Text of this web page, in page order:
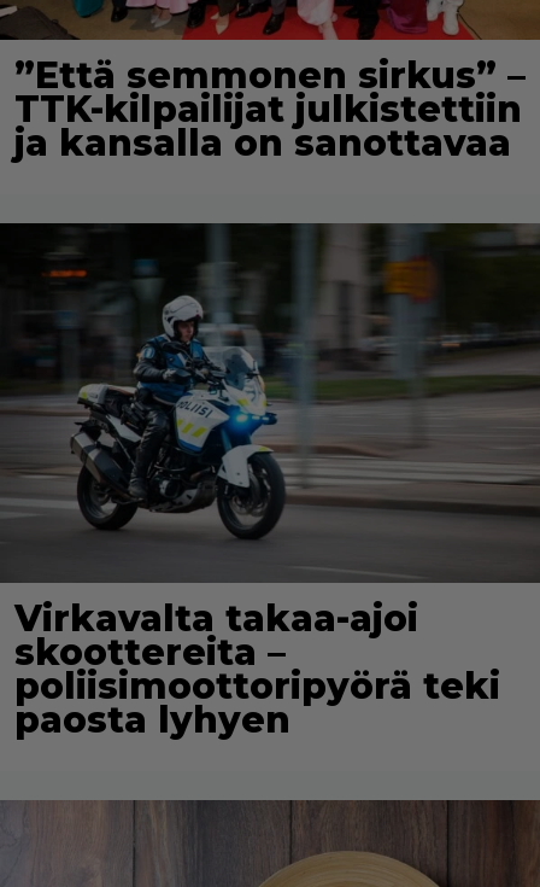
”Että semmonen sirkus” –
TTK-kilpailijat julkistettiin
ja kansalla on sanottavaa
Virkavalta takaa-ajoi
skoottereita –
poliisimoottoripyörä teki
paosta lyhyen